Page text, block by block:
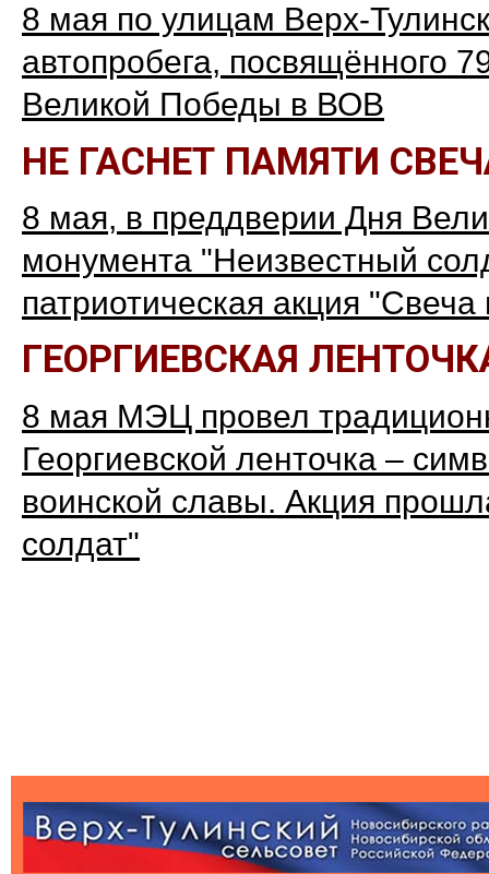
8 мая по улицам Верх-
автопробега, посвящённого
Великой Победы в ВОВ
НЕ ГАСНЕТ ПАМЯТИ
8 мая, в преддверии Дня
монумента "Неизвестный
патриотическая акция
ГЕОРГИЕВСКАЯ
8 мая МЭЦ провел
Георгиевской ленточка –
воинской славы. Акция
солдат"